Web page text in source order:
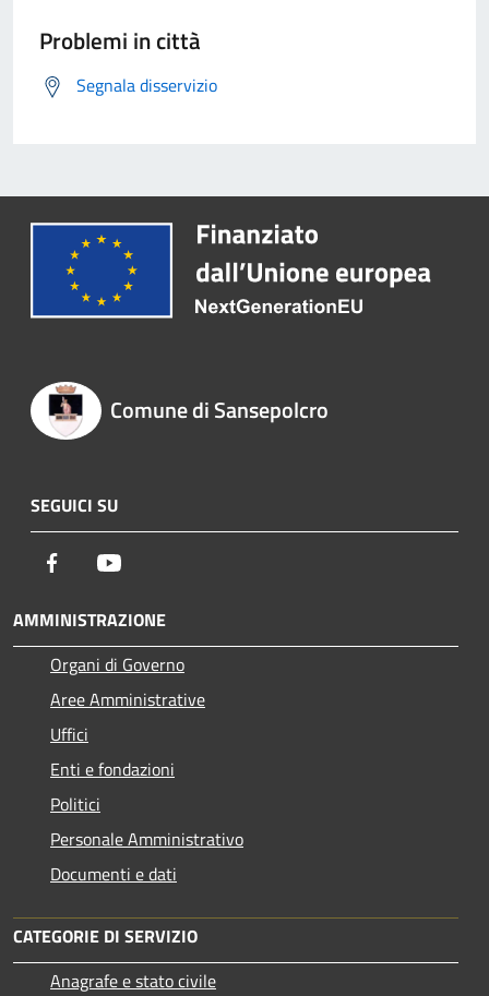
Problemi in città
Segnala disservizio
Comune di Sansepolcro
SEGUICI SU
Facebook
AMMINISTRAZIONE
Organi di Governo
Aree Amministrative
Uffici
Enti e fondazioni
Politici
Personale Amministrativo
Documenti e dati
CATEGORIE DI SERVIZIO
Anagrafe e stato civile